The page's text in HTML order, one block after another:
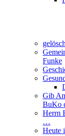
Funke
Gib
BuKo
Herrn
…
Heute